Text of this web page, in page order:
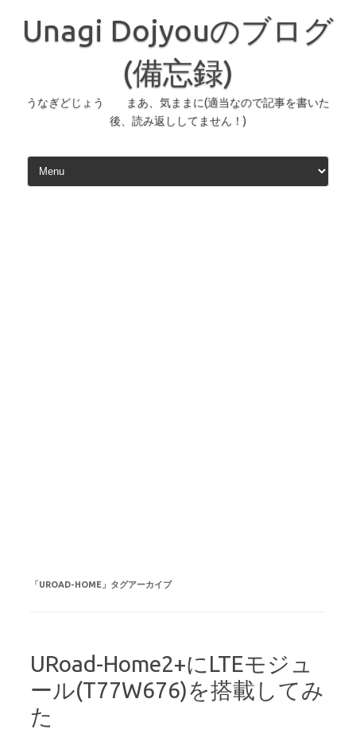
ン
プ
Unagi Dojyouのブログ
(備忘録)
うなぎどじょう まあ、気ままに(適当なので記事を書いた
後、読み返ししてません！)
「UROAD-HOME 」タグアーカイブ
URoad-Home2+にLTEモジュ
ール(T77W676)を搭載してみ
た